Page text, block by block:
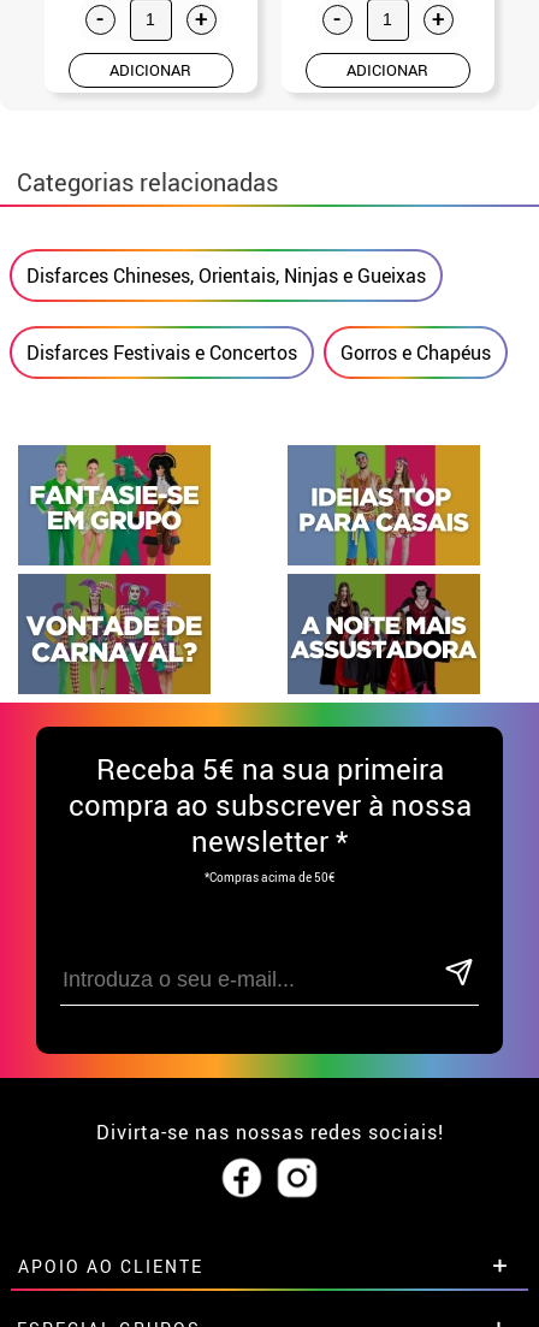
- +
ADICIONAR
- +
ADICIONAR
Categorias relacionadas
Disfarces Chineses, Orientais, Ninjas e Gueixas
Disfarces Festivais e Concertos Gorros e Chapéus
Receba 5€ na sua primeira
compra ao subscrever à nossa
newsletter *
*Compras acima de 50€
Divirta-se nas nossas redes sociais!
APOIO AO CLIENTE